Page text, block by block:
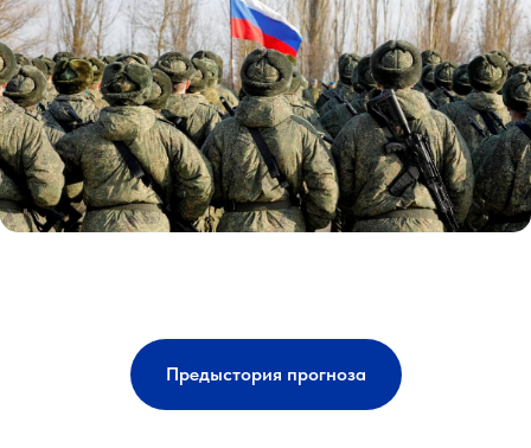
Предыстория прогноза